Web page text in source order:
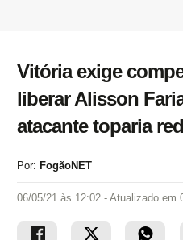
Vitória exige
liberar Alisson
atacante toparia
Por: FogãoNET
06/05/21 às 12:02 - Atualizado em